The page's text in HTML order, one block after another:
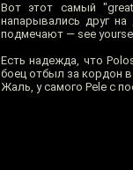
Вот этот самый
напарывались друг
подмечают — see
Есть надежда, что
боец отбыл за кордон
Жаль, у самого Pele с